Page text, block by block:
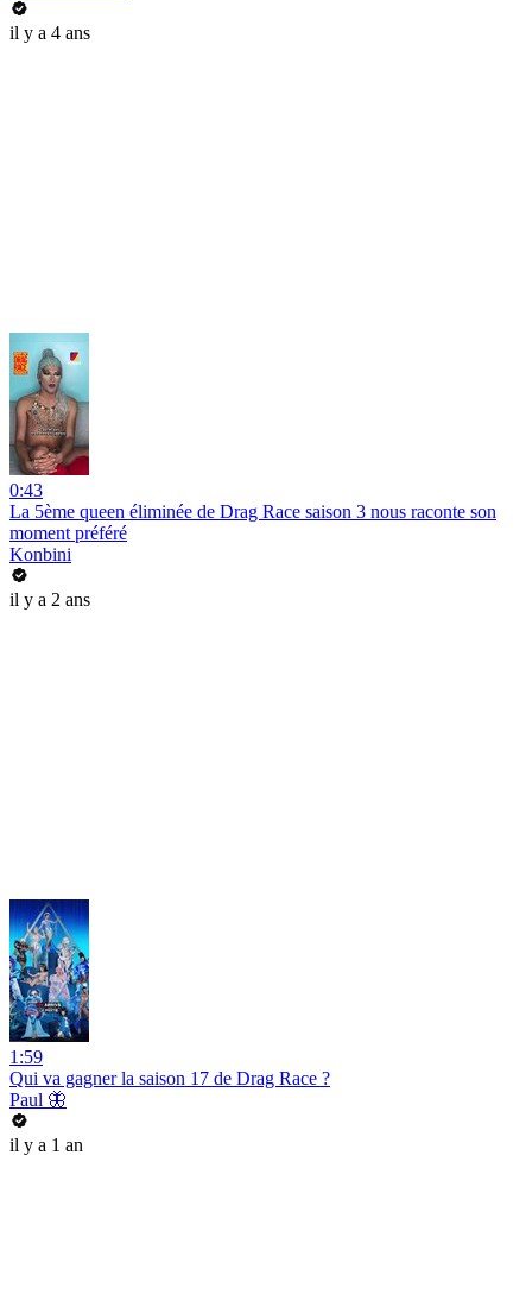
il y a 4 ans
0:43
La 5ème queen éliminée de Drag Race saison 3 nous raconte son
moment préféré
Konbini
il y a 2 ans
1:59
Qui va gagner la saison 17 de Drag Race ?
Paul 🦋
il y a 1 an